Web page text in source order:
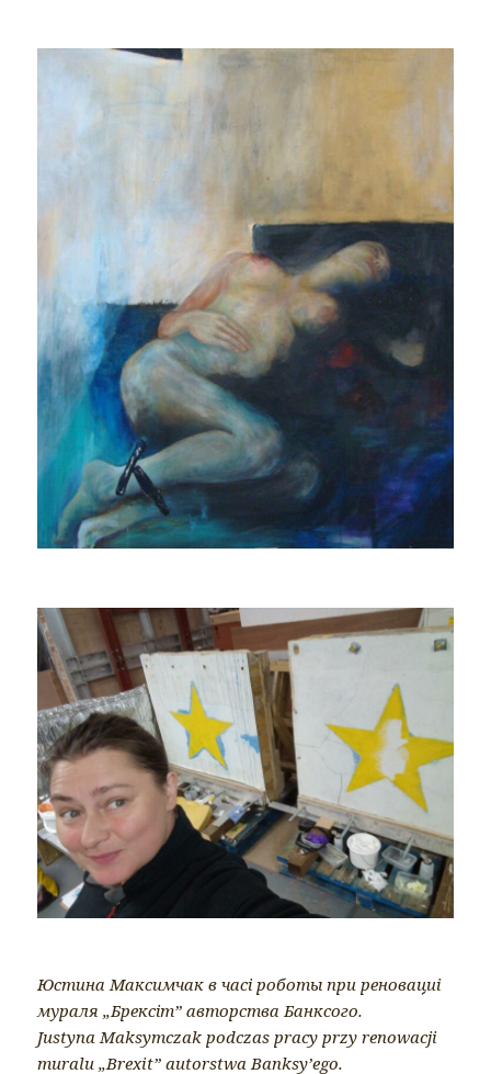
Юстина Максимчак в часі роботы при реновациі
мураля „Брексіт” авторства Банксого.
Justyna Maksymczak podczas pracy przy renowacji
muralu „Brexit” autorstwa Banksy’ego.